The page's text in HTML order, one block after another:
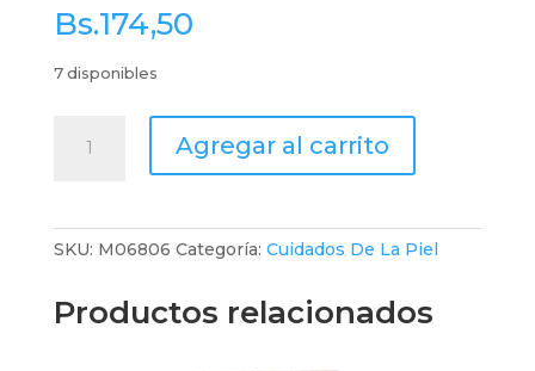
Bs.174,50
7 disponibles
LOCION
Agregar al carrito
SKU: M06806 Categoría: Cuidados De La Piel
Productos relacionados